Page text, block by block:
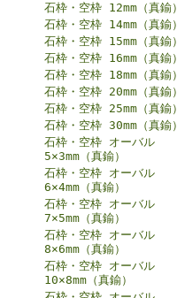
石枠・空枠 12mm（真鍮）
石枠・空枠 14mm（真鍮）
石枠・空枠 15mm（真鍮）
石枠・空枠 16mm（真鍮）
石枠・空枠 18mm（真鍮）
石枠・空枠 20mm（真鍮）
石枠・空枠 25mm（真鍮）
石枠・空枠 30mm（真鍮）
石枠・空枠 オーバル
5×3mm（真鍮）
石枠・空枠 オーバル
6×4mm（真鍮）
石枠・空枠 オーバル
7×5mm（真鍮）
石枠・空枠 オーバル
8×6mm（真鍮）
石枠・空枠 オーバル
10×8mm（真鍮）